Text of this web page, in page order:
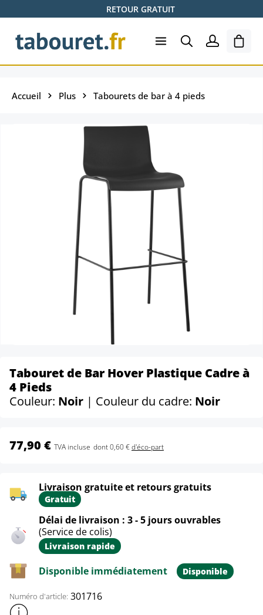
Passer au contenu principalRETOUR GRATUIT
Le
Accueil Plus Tabourets de bar à 4 pieds
Tabouret de Bar Hover Plastique Cadre à
4 Pieds
Couleur: Noir | Couleur du cadre: Noir
77,90 € TVA incluse dont 0,60 €d'éco-part
Livraison gratuite et retours gratuits
Gratuit
Délai de livraison : 3 - 5 jours ouvrables
(Service de colis)
Livraison rapide
Disponible immédiatement Disponible
Numéro d'article: 301716
Afficher plus d'informations sur le produit